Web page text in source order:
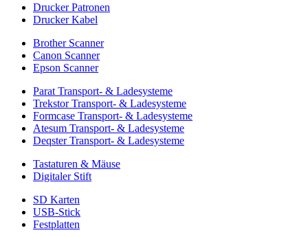
Drucker Patronen
Drucker Kabel
Brother Scanner
Canon Scanner
Epson Scanner
Parat Transport- & Ladesysteme
Trekstor Transport- & Ladesysteme
Formcase Transport- & Ladesysteme
Atesum Transport- & Ladesysteme
Deqster Transport- & Ladesysteme
Tastaturen & Mäuse
Digitaler Stift
SD Karten
USB-Stick
Festplatten